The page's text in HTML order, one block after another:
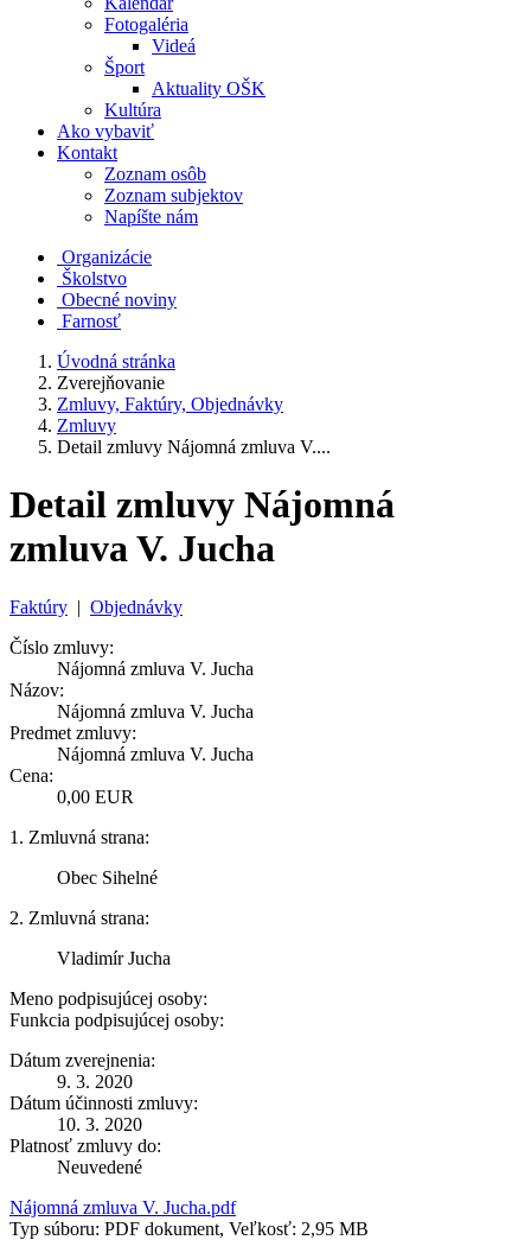
Fotogaléria
Videá
Šport
Aktuality OŠK
Kultúra
Ako vybaviť
Kontakt
Zoznam osôb
Zoznam subjektov
Napíšte nám
Organizácie
Školstvo
Obecné noviny
Farnosť
Úvodná stránka
Zverejňovanie
Zmluvy, Faktúry, Objednávky
Zmluvy
Detail zmluvy Nájomná zmluva V....
Detail zmluvy Nájomná
zmluva V. Jucha
Faktúry | Objednávky
Číslo zmluvy:
Nájomná zmluva V. Jucha
Názov:
Nájomná zmluva V. Jucha
Predmet zmluvy:
Nájomná zmluva V. Jucha
Cena:
0,00 EUR
1. Zmluvná strana:
Obec Sihelné
2. Zmluvná strana:
Vladimír Jucha
Meno podpisujúcej osoby:
Funkcia podpisujúcej osoby:
Dátum zverejnenia:
9. 3. 2020
Dátum účinnosti zmluvy:
10. 3. 2020
Platnosť zmluvy do:
Neuvedené
Nájomná zmluva V. Jucha.pdf
Typ súboru: PDF dokument, Veľkosť: 2,95 MB